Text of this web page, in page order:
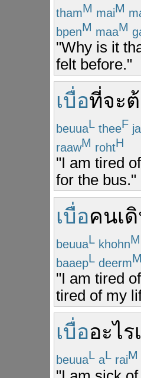
thamM maiM
bpenM maaM
"Why is it
felt before."
เบื่อที่จะ
beuuaL theeF ja
raawM rohtH
"I am tired
for the bus."
เบื่อคนเ
beuuaL khohnM
baaepL deerm
"I am tired
tired of my
เบื่ออะไร
beuuaL aL raiM